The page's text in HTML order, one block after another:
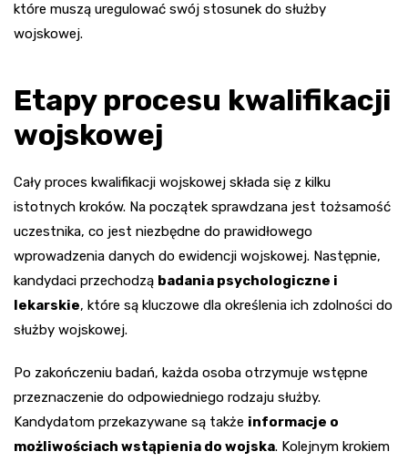
które muszą uregulować swój stosunek do służby
wojskowej.
Etapy procesu kwalifikacji
wojskowej
Cały proces kwalifikacji wojskowej składa się z kilku
istotnych kroków. Na początek sprawdzana jest tożsamość
uczestnika, co jest niezbędne do prawidłowego
wprowadzenia danych do ewidencji wojskowej. Następnie,
kandydaci przechodzą badania psychologiczne i
lekarskie, które są kluczowe dla określenia ich zdolności do
służby wojskowej.
Po zakończeniu badań, każda osoba otrzymuje wstępne
przeznaczenie do odpowiedniego rodzaju służby.
Kandydatom przekazywane są także informacje o
możliwościach wstąpienia do wojska. Kolejnym krokiem